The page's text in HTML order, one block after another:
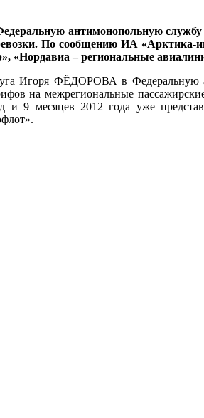
антимонопольную
По сообщению ИА «Арктика-
«Нордавиа – региональные
Игоря ФЁДОРОВА в Федеральную
на межрегиональные
9 месяцев 2012 года уже